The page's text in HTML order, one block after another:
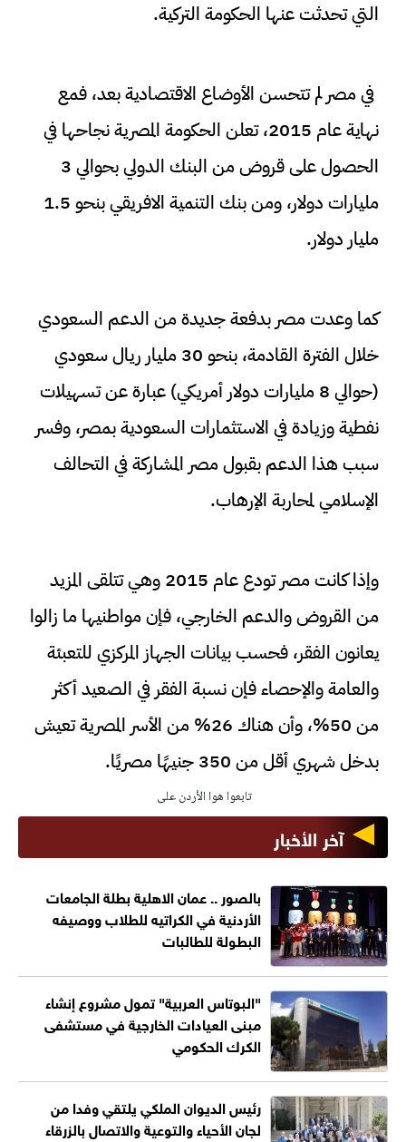
التي تحدثت عنها الحكومة التركية.
في مصر لم تتحسن الأوضاع الاقتصادية بعد، فمع
نهاية عام 2015، تعلن الحكومة المصرية نجاحها في
الحصول على قروض من البنك الدولي بحوالي 3
مليارات دولار، ومن بنك التنمية الافريقي بنحو 1.5
مليار دولار.
كما وعدت مصر بدفعة جديدة من الدعم السعودي
خلال الفترة القادمة، بنحو 30 مليار ريال سعودي
(حوالي 8 مليارات دولار أمريكي) عبارة عن تسهيلات
نفطية وزيادة في الاستثمارات السعودية بمصر، وفسر
سبب هذا الدعم بقبول مصر المشاركة في التحالف
الإسلامي لمحاربة الإرهاب.
وإذا كانت مصر تودع عام 2015 وهي تتلقى المزيد
من القروض والدعم الخارجي، فإن مواطنيها ما زالوا
يعانون الفقر، فحسب بيانات الجهاز المركزي للتعبئة
والعامة والإحصاء فإن نسبة الفقر في الصعيد أكثر
من 50%، وأن هناك 26% من الأسر المصرية تعيش
بدخل شهري أقل من 350 جنيهًا مصريًا.
تابعوا هوا الأردن على
آخر الأخبار
بالصور .. عمان الاهلية بطلة الجامعات
الأردنية في الكراتيه للطلاب ووصيفه
البطولة للطالبات
"البوتاس العربية" تمول مشروع إنشاء
مبنى العيادات الخارجية في مستشفى
الكرك الحكومي
رئيس الديوان الملكي يلتقي وفدا من
لجان الأحياء والتوعية والاتصال بالزرقاء